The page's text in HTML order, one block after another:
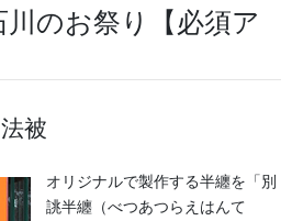
ご相談は金沢・森佐へお気軽にお問
076-237-8888
237-7150)
4月末まで土曜、日曜も営業。
のお祭り【必須ア
被
オリジナルで製作する半纏を「別
誂半纏（べつあつらえはんて